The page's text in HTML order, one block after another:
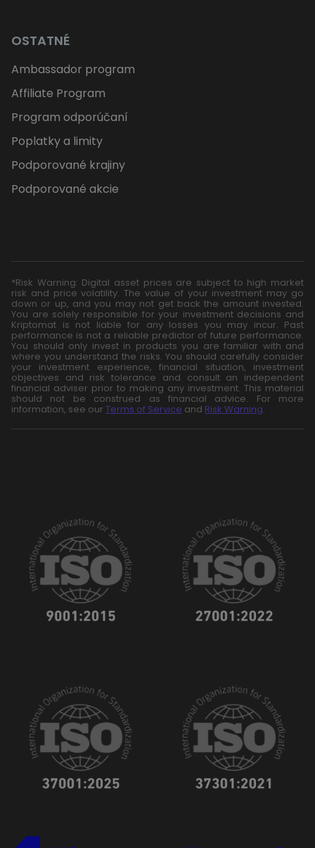
OSTATNÉ
Ambassador program
Affiliate Program
Program odporúčaní
Poplatky a limity
Podporované krajiny
Podporované akcie
*Risk Warning: Digital asset prices are subject to high market
risk and price volatility. The value of your investment may go
down or up, and you may not get back the amount invested.
You are solely responsible for your investment decisions and
Kriptomat is not liable for any losses you may incur. Past
performance is not a reliable predictor of future performance.
You should only invest in products you are familiar with and
where you understand the risks. You should carefully consider
your investment experience, financial situation, investment
objectives and risk tolerance and consult an independent
financial adviser prior to making any investment. This material
should not be construed as financial advice. For more
information, see our Terms of Service and Risk Warning.